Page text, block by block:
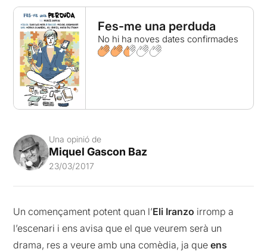
Fes-me una perduda
No hi ha noves dates confirmades
Una opinió de
Miquel Gascon Baz
23/03/2017
Un començament potent quan l’Eli Iranzo irromp a
l’escenari i ens avisa que el que veurem serà un
drama, res a veure amb una comèdia, ja queens